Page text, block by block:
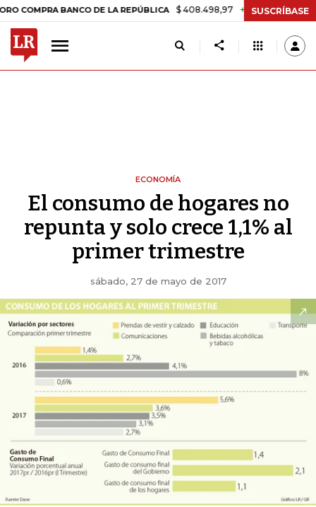
BANCO DE LA REPÚBLICA $ 408.498,97 +$ 8.753,81 +2,19%
SUSCRÍBASE
ECONOMÍA
El consumo de hogares no
repunta y solo crece 1,1% al
primer trimestre
sábado, 27 de mayo de 2017